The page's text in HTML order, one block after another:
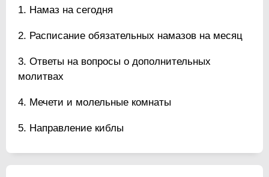
Намаз на сегодня
Расписание обязательных намазов на месяц
Ответы на вопросы о дополнительных
молитвах
Мечети и молельные комнаты
Направление киблы